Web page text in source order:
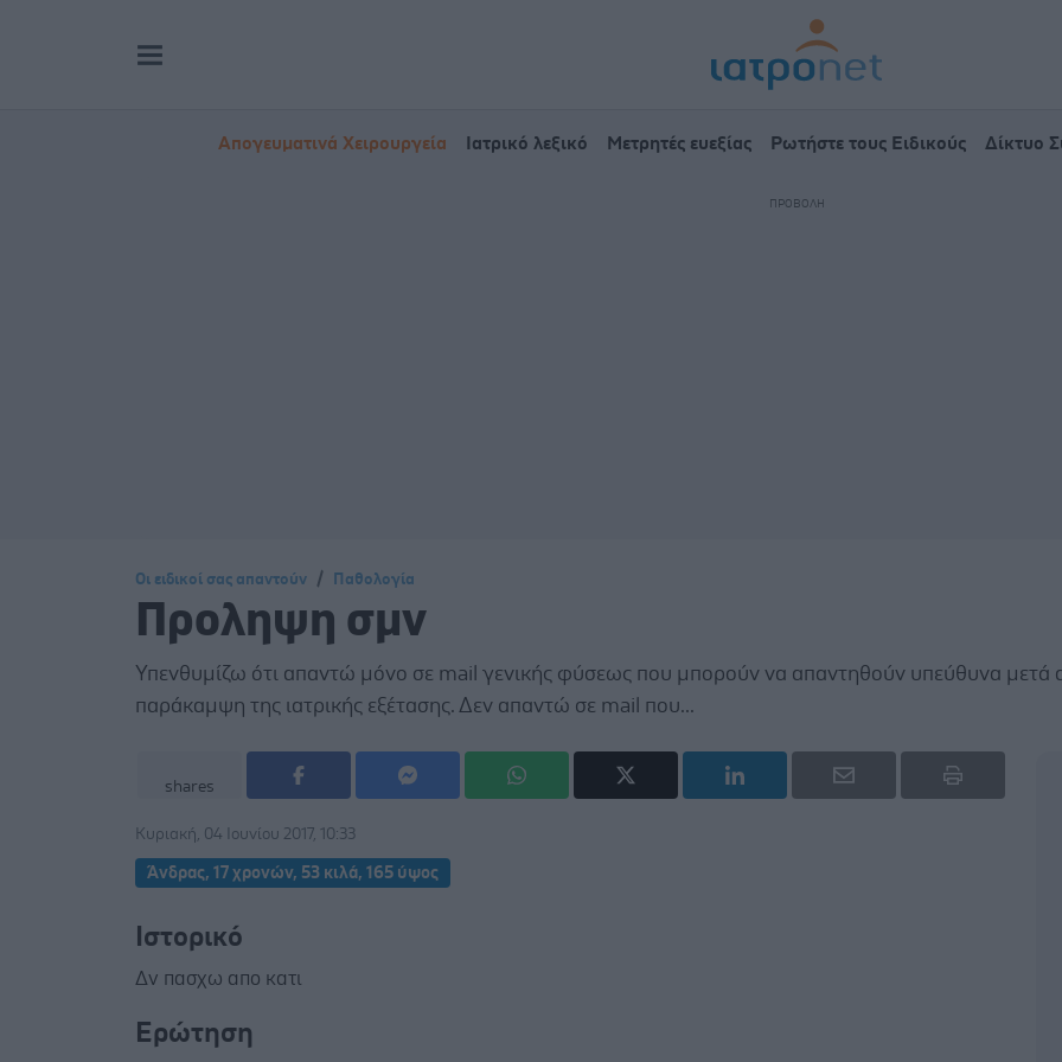
Απογευματινά Χειρουργεία Ιατρικό λεξικό Μετρητές ευεξίας Ρωτήστε τους Ειδικούς Δίκτυο
Οι ειδικοί σας απαντούν Παθολογία
Προληψη σμν
Υπενθυμίζω ότι απαντώ μόνο σε mail γενικής φύσεως που μπορούν να απαντηθούν υπεύθυνα μετά
παράκαμψη της ιατρικής εξέτασης. Δεν απαντώ σε mail που...
shares
Κυριακή, 04 Ιουνίου 2017, 10:33
Άνδρας, 17 χρονών, 53 κιλά, 165 ύψος
Ιστορικό
Δν πασχω απο κατι
Ερώτηση